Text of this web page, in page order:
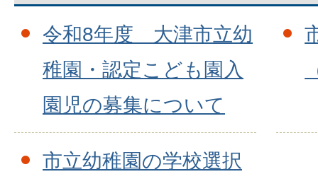
令和8年度 大津市立幼
稚園・認定こども園入
園児の募集について
市立幼稚園の学校選択